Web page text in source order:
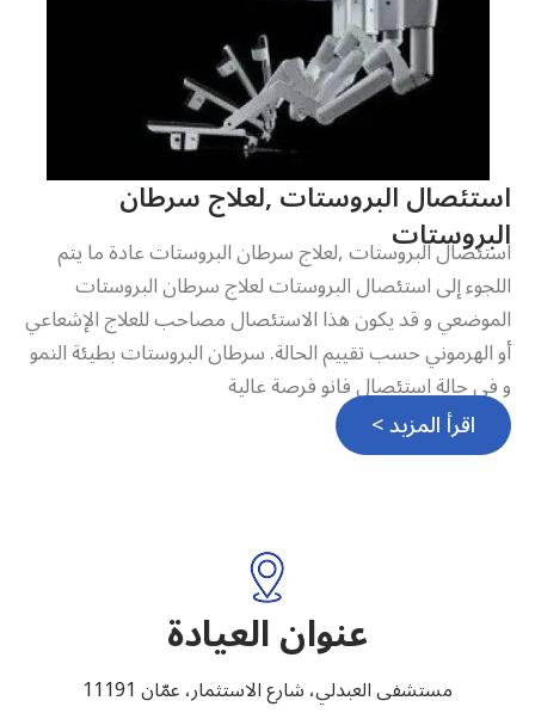
استئصال البروستات ,لعلاج سرطان
البروستات
استئصال البروستات ,لعلاج سرطان البروستات عادة ما يتم
اللجوء إلى استئصال البروستات لعلاج سرطان البروستات
الموضعي و قد يكون هذا الاستئصال مصاحب للعلاج الإشعاعي
أو الهرموني حسب تقييم الحالة. سرطان البروستات بطيئة النمو
و في حالة استئصال فانو فرصة عالية
اقرأ المزيد >
عنوان العيادة
مستشفى العبدلي، شارع الاستثمار، عمّان 11191